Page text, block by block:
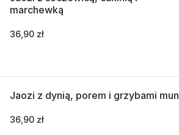
marchewką
36,90 zł
Jaozi z dynią, porem i grzybami mun
36,90 zł